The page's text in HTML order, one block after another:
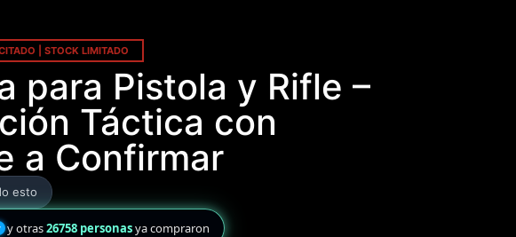
| STOCK LIMITADO
para Pistola y Rifle –
Táctica con
a Confirmar
esto
y otras26758 personasya compraron